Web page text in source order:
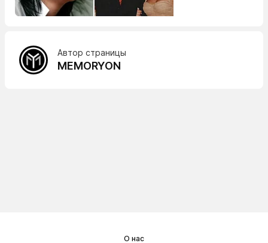
Автор страницы
MEMORYON
О нас